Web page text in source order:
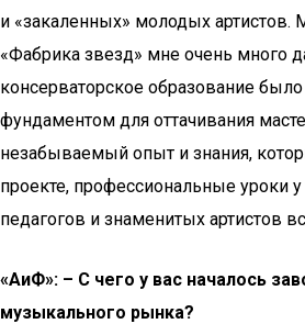
и «закаленных» молодых
«Фабрика звезд» мне очень много
консерваторское образование
фундаментом для оттачивания
незабываемый опыт и знания,
проекте, профессиональные уроки
педагогов и знаменитых артистов
«AиФ»: – С чего у вас началось
музыкального рынка?